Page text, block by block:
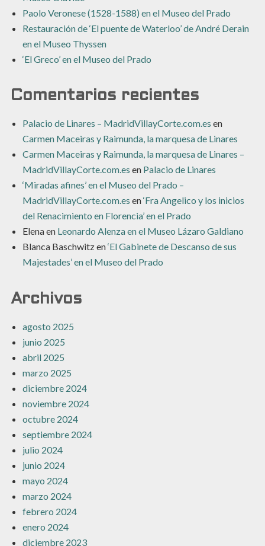
Paolo Veronese (1528-1588) en el Museo del Prado
Restauración de ‘El puente de Waterloo’ de André Derain
en el Museo Thyssen
‘El Greco’ en el Museo del Prado
Comentarios recientes
Palacio de Linares – MadridVillayCorte.com.es en
Carmen Maceiras y Raimunda, la marquesa de Linares
Carmen Maceiras y Raimunda, la marquesa de Linares –
MadridVillayCorte.com.es en Palacio de Linares
‘Miradas afines’ en el Museo del Prado –
MadridVillayCorte.com.es en‘Fra Angelico y los inicios
del Renacimiento en Florencia’ en el Prado
Elenaen Leonardo Alenza en el Museo Lázaro Galdiano
Blanca Baschwitzen‘El Gabinete de Descanso de sus
Majestades’ en el Museo del Prado
Archivos
agosto 2025
junio 2025
abril 2025
marzo 2025
diciembre 2024
noviembre 2024
octubre 2024
septiembre 2024
julio 2024
junio 2024
mayo 2024
marzo 2024
febrero 2024
enero 2024
diciembre 2023